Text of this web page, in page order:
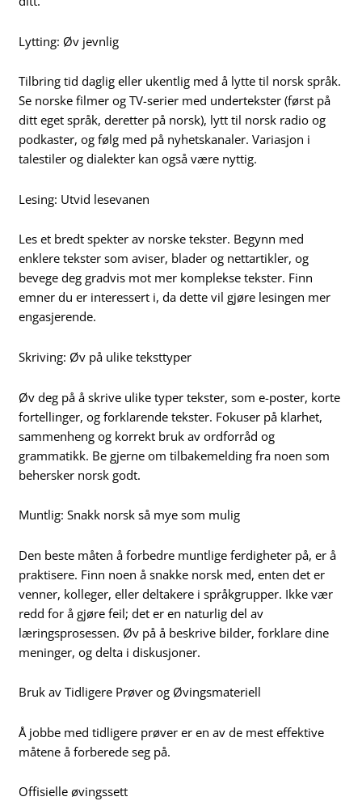
Lytting: Øv jevnlig
Tilbring tid daglig eller ukentlig med å lytte til norsk språk.
Se norske filmer og TV-serier med undertekster (først på
ditt eget språk, deretter på norsk), lytt til norsk radio og
podkaster, og følg med på nyhetskanaler. Variasjon i
talestiler og dialekter kan også være nyttig.
Lesing: Utvid lesevanen
Les et bredt spekter av norske tekster. Begynn med
enklere tekster som aviser, blader og nettartikler, og
bevege deg gradvis mot mer komplekse tekster. Finn
emner du er interessert i, da dette vil gjøre lesingen mer
engasjerende.
Skriving: Øv på ulike teksttyper
Øv deg på å skrive ulike typer tekster, som e-poster, korte
fortellinger, og forklarende tekster. Fokuser på klarhet,
sammenheng og korrekt bruk av ordforråd og
grammatikk. Be gjerne om tilbakemelding fra noen som
behersker norsk godt.
Muntlig: Snakk norsk så mye som mulig
Den beste måten å forbedre muntlige ferdigheter på, er å
praktisere. Finn noen å snakke norsk med, enten det er
venner, kolleger, eller deltakere i språkgrupper. Ikke vær
redd for å gjøre feil; det er en naturlig del av
læringsprosessen. Øv på å beskrive bilder, forklare dine
meninger, og delta i diskusjoner.
Bruk av Tidligere Prøver og Øvingsmateriell
Å jobbe med tidligere prøver er en av de mest effektive
måtene å forberede seg på.
Offisielle øvingssett